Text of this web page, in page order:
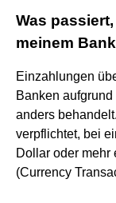
Was
meinem
Einzahlungen
Banken
anders
verpflichtet, bei
Dollar oder mehr
(Currency